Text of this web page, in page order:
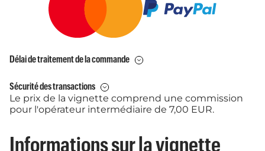
Délai de traitement de la commande
Sécurité des transactions
Le prix de la vignette comprend une commission
pour l'opérateur intermédiaire de 7,00 EUR.
Informations sur la vignette